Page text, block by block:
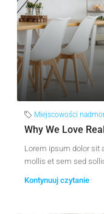
Miejscowości
Why We Love
Lorem ipsum dolor sit
mollis et sem sed
Kontynuuj czytanie